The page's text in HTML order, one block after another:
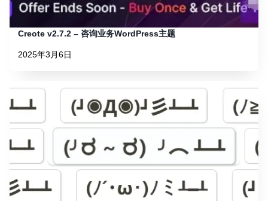
Creote v2.7.2 – 咨询业务WordPress主题
2025年3月6日